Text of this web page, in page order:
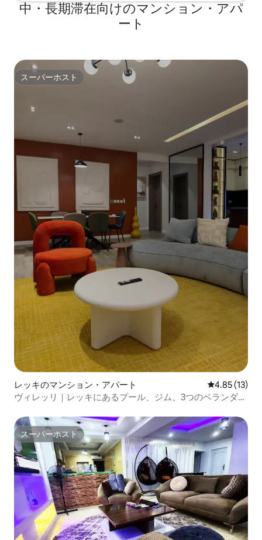
中・長期滞在向けのマンション・アパ
ート
スーパーホスト
スーパーホスト
レッキのマンション・アパート レビュー13
4.85 (13)
ヴィレッリ｜レッキにあるプール、ジム、3つのベランダを
スーパーホスト
スーパーホスト